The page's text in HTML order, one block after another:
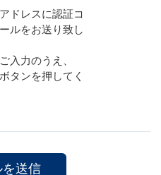
ドレスに認証コ
ルをお送り致し
入力のうえ、
タンを押してく